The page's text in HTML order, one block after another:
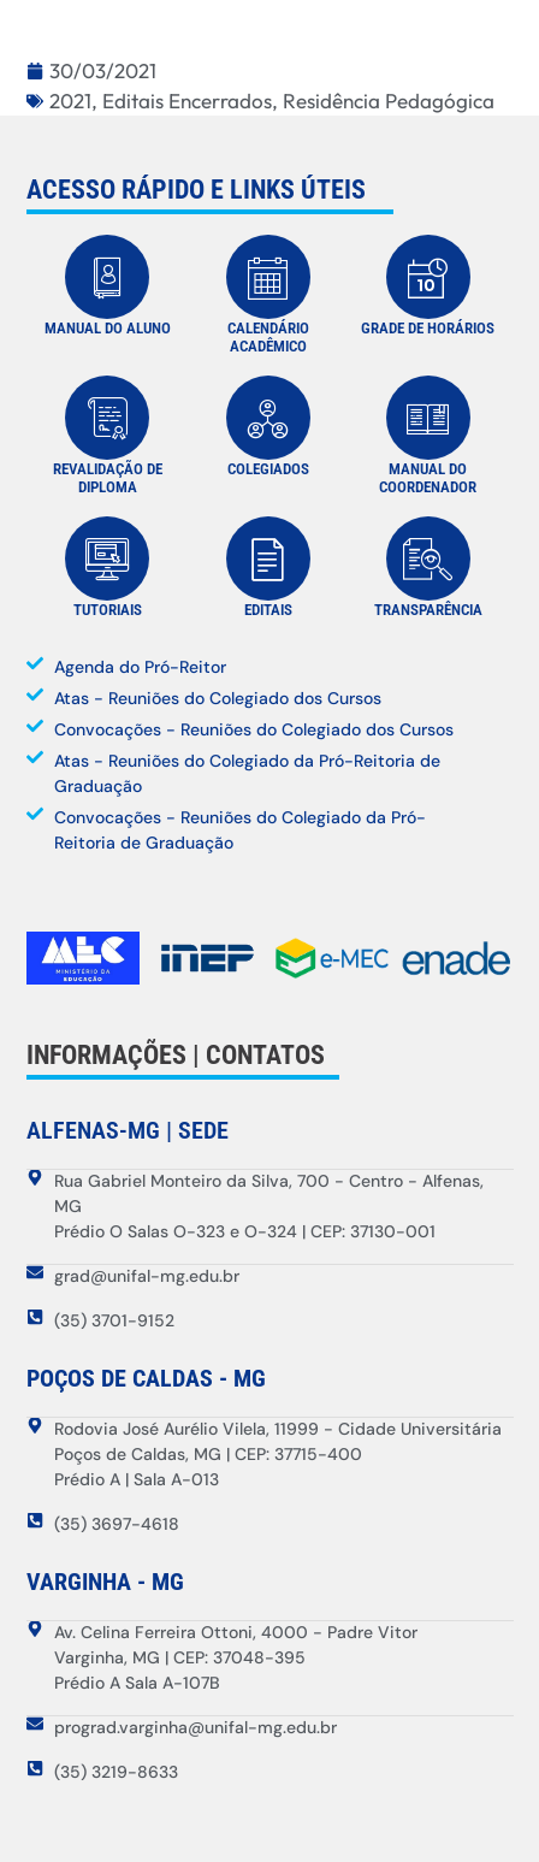
30/03/2021
2021, Editais Encerrados, Residência Pedagógica
ACESSO RÁPIDO E LINKS ÚTEIS
MANUAL DO ALUNO
CALENDÁRIO
ACADÊMICO
GRADE DE HORÁRIOS
REVALIDAÇÃO DE
DIPLOMA
COLEGIADOS
MANUAL DO
COORDENADOR
TUTORIAIS EDITAIS TRANSPARÊNCIA
Agenda do Pró-Reitor
Atas - Reuniões do Colegiado dos Cursos
Convocações - Reuniões do Colegiado dos Cursos
Atas - Reuniões do Colegiado da Pró-Reitoria de
Graduação
Convocações - Reuniões do Colegiado da Pró-
Reitoria de Graduação
INFORMAÇÕES | CONTATOS
ALFENAS-MG | SEDE
Rua Gabriel Monteiro da Silva, 700 - Centro - Alfenas,
MG
Prédio O Salas O-323 e O-324 | CEP: 37130-001
grad@unifal-mg.edu.br
(35) 3701-9152
POÇOS DE CALDAS - MG
Rodovia José Aurélio Vilela, 11999 - Cidade Universitária
Poços de Caldas, MG | CEP: 37715-400
Prédio A | Sala A-013
(35) 3697-4618
VARGINHA - MG
Av. Celina Ferreira Ottoni, 4000 - Padre Vitor
Varginha, MG | CEP: 37048-395
Prédio A Sala A-107B
prograd.varginha@unifal-mg.edu.br
(35) 3219-8633